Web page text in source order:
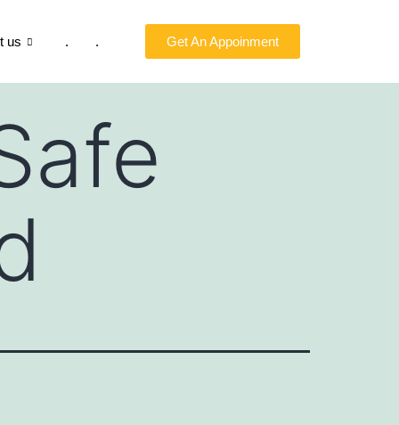
us . . Get An Appoinment